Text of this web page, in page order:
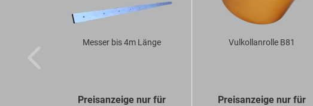
Messer bis 4m Länge
Preisanzeige nur für
Vulkollanrolle B81
Preisanzeige nur für